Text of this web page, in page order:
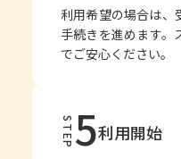
利用希望の場合は、
手続きを進めます。
でご安心ください。
STEP5利用開始